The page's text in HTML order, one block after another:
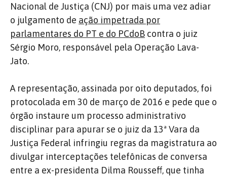
Nacional de Justiça (CNJ) por mais uma vez adiar
o julgamento de ação impetrada por
parlamentares do PT e do PCdoB contra o juiz
Sérgio Moro, responsável pela Operação Lava-
Jato.
A representação, assinada por oito deputados, foi
protocolada em 30 de março de 2016 e pede que o
órgão instaure um processo administrativo
disciplinar para apurar se o juiz da 13ª Vara da
Justiça Federal infringiu regras da magistratura ao
divulgar interceptações telefônicas de conversa
entre a ex-presidenta Dilma Rousseff, que tinha